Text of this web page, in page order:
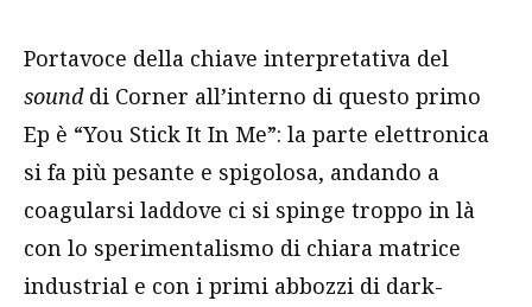
Portavoce della chiave interpretativa del
sounddi Corner all’interno di questo primo
Ep è “You Stick It In Me”: la parte elettronica
si fa più pesante e spigolosa, andando a
coagularsi laddove ci si spinge troppo in là
con lo sperimentalismo di chiara matrice
industrial e con i primi abbozzi di dark-